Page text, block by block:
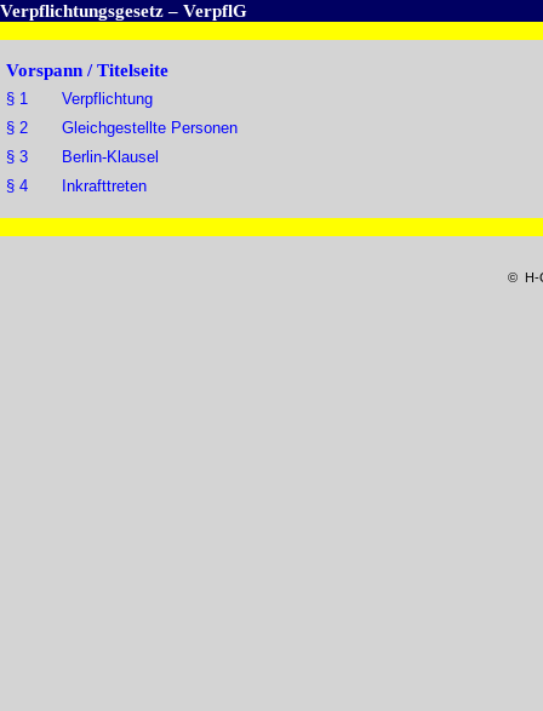
Verpflichtungsgesetz – VerpflG
Vorspann / Titelseite
§ 1 Verpflichtung
§ 2 Gleichgestellte Personen
§ 3 Berlin-Klausel
§ 4 Inkrafttreten
© H-